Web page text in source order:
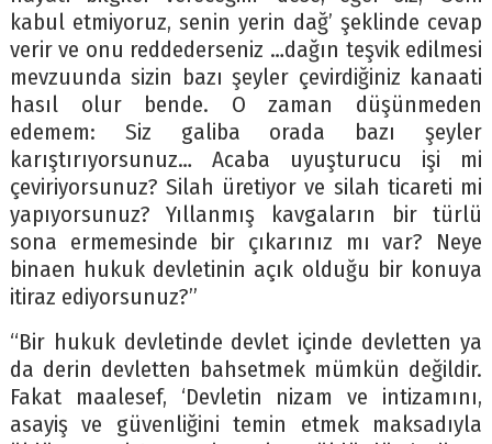
kabul etmiyoruz, senin yerin dağ’ şeklinde cevap
verir ve onu reddederseniz …dağın teşvik edilmesi
mevzuunda sizin bazı şeyler çevirdiğiniz kanaati
hasıl olur bende. O zaman düşünmeden
edemem: Siz galiba orada bazı şeyler
karıştırıyorsunuz… Acaba uyuşturucu işi mi
çeviriyorsunuz? Silah üretiyor ve silah ticareti mi
yapıyorsunuz? Yıllanmış kavgaların bir türlü
sona ermemesinde bir çıkarınız mı var? Neye
binaen hukuk devletinin açık olduğu bir konuya
itiraz ediyorsunuz?”
“Bir hukuk devletinde devlet içinde devletten ya
da derin devletten bahsetmek mümkün değildir.
Fakat maalesef, ‘Devletin nizam ve intizamını,
asayiş ve güvenliğini temin etmek maksadıyla